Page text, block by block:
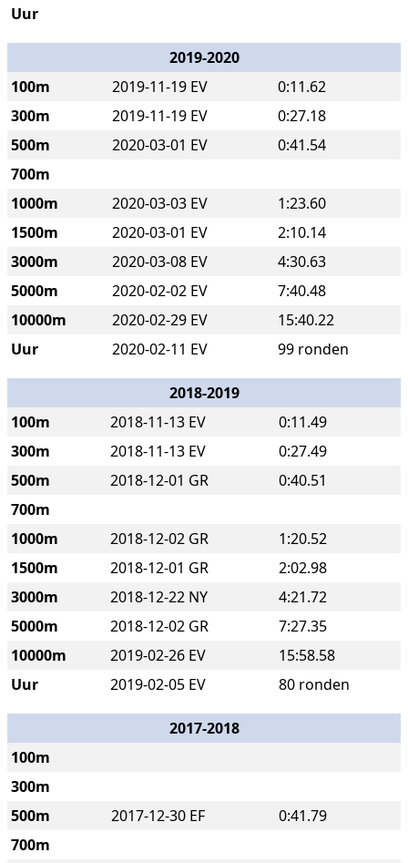
Uur
2019-2020
100m
2019-11-19 EV
0:11.62
300m
2019-11-19 EV
0:27.18
500m
2020-03-01 EV
0:41.54
700m
1000m
2020-03-03 EV
1:23.60
1500m
2020-03-01 EV
2:10.14
3000m
2020-03-08 EV
4:30.63
5000m
2020-02-02 EV
7:40.48
10000m
2020-02-29 EV
15:40.22
Uur
2020-02-11 EV 99 ronden
2018-2019
100m
2018-11-13 EV
0:11.49
300m
2018-11-13 EV
0:27.49
500m
2018-12-01 GR
0:40.51
700m
1000m
2018-12-02 GR
1:20.52
1500m
2018-12-01 GR
2:02.98
3000m
2018-12-22 NY
4:21.72
5000m
2018-12-02 GR
7:27.35
10000m
2019-02-26 EV
15:58.58
Uur
2019-02-05 EV 80 ronden
2017-2018
100m
300m
500m
2017-12-30 EF
0:41.79
700m